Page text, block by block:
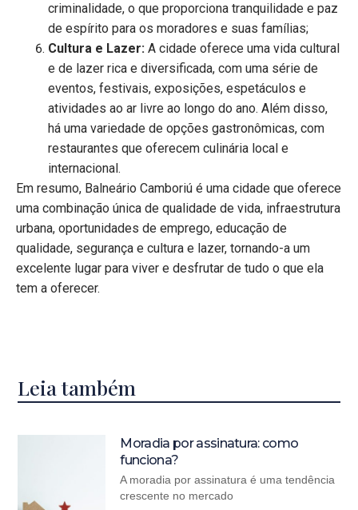
criminalidade, o que proporciona tranquilidade e paz
de espírito para os moradores e suas famílias;
Cultura e Lazer: A cidade oferece uma vida cultural
e de lazer rica e diversificada, com uma série de
eventos, festivais, exposições, espetáculos e
atividades ao ar livre ao longo do ano. Além disso,
há uma variedade de opções gastronômicas, com
restaurantes que oferecem culinária local e
internacional.
Em resumo, Balneário Camboriú é uma cidade que oferece
uma combinação única de qualidade de vida, infraestrutura
urbana, oportunidades de emprego, educação de
qualidade, segurança e cultura e lazer, tornando-a um
excelente lugar para viver e desfrutar de tudo o que ela
tem a oferecer.
Leia também
Moradia por assinatura: como
funciona?
A moradia por assinatura é uma tendência
crescente no mercado